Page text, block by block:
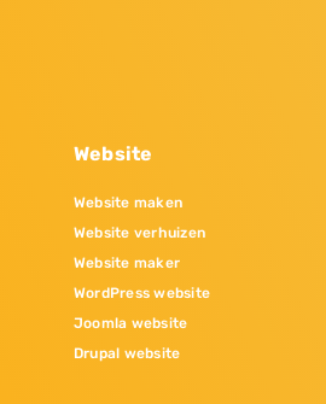
Website
Website maken
Website verhuizen
Website maker
WordPress website
Joomla website
Drupal website